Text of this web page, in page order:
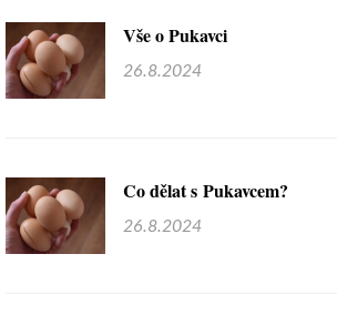
Vše o Pukavci
26.8.2024
Co dělat s Pukavcem?
26.8.2024